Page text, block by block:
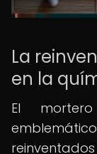
La
en la
El